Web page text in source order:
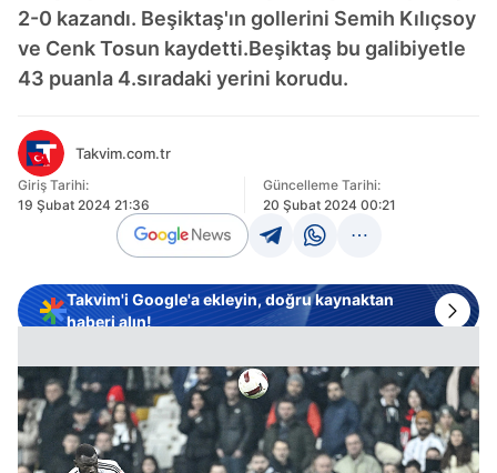
2-0 kazandı. Beşiktaş'ın gollerini Semih Kılıçsoy
ve Cenk Tosun kaydetti.Beşiktaş bu galibiyetle
43 puanla 4.sıradaki yerini korudu.
Takvim.com.tr
Giriş Tarihi:
19 Şubat 2024 21:36
Güncelleme Tarihi:
20 Şubat 2024 00:21
Takvim'i Google'a ekleyin, doğru kaynaktan
haberi alın!